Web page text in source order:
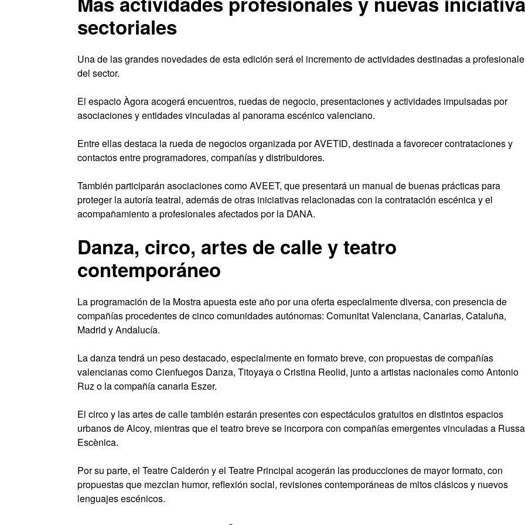
sectoriales
Una de las grandes novedades de esta edición será el incremento de actividades destinadas a
del sector.
El espacio Àgora acogerá encuentros, ruedas de negocio, presentaciones y actividades impulsadas por
asociaciones y entidades vinculadas al panorama escénico valenciano.
Entre ellas destaca la rueda de negocios organizada por AVETID, destinada a favorecer contrataciones y
contactos entre programadores, compañías y distribuidores.
También participarán asociaciones como AVEET, que presentará un manual de buenas prácticas para
proteger la autoría teatral, además de otras iniciativas relacionadas con la contratación escénica y el
acompañamiento a profesionales afectados por la DANA.
Danza, circo, artes de calle y teatro
contemporáneo
La programación de la Mostra apuesta este año por una oferta especialmente diversa, con presencia de
compañías procedentes de cinco comunidades autónomas: Comunitat Valenciana, Canarias, Cataluña,
Madrid y Andalucía.
La danza tendrá un peso destacado, especialmente en formato breve, con propuestas de compañías
valencianas como Cienfuegos Danza, Titoyaya o Cristina Reolid, junto a artistas nacionales como Antonio
Ruz o la compañía canaria Eszer.
El circo y las artes de calle también estarán presentes con espectáculos gratuitos en distintos espacios
urbanos de Alcoy, mientras que el teatro breve se incorpora con compañías emergentes vinculadas a
Escènica.
Por su parte, el Teatre Calderón y el Teatre Principal acogerán las producciones de mayor formato, con
propuestas que mezclan humor, reflexión social, revisiones contemporáneas de mitos clásicos y nuevos
lenguajes escénicos.